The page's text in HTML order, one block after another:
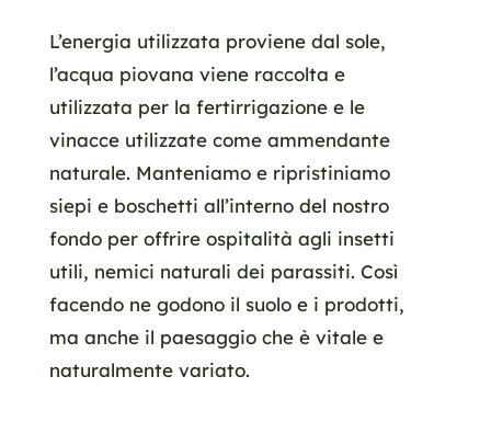
L’energia utilizzata proviene dal sole,
l’acqua piovana viene raccolta e
utilizzata per la fertirrigazione e le
vinacce utilizzate come ammendante
naturale. Manteniamo e ripristiniamo
siepi e boschetti all’interno del nostro
fondo per offrire ospitalità agli insetti
utili, nemici naturali dei parassiti. Così
facendo ne godono il suolo e i prodotti,
ma anche il paesaggio che è vitale e
naturalmente variato.